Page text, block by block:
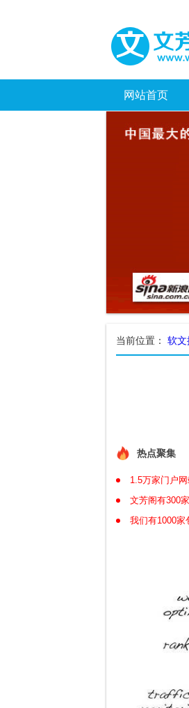
网站首页
当前位置： 软文
热点聚集
1.5万家门户
文芳阁有300
我们有1000家